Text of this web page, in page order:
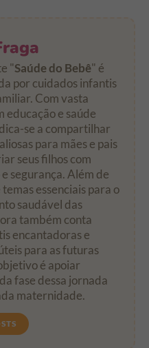
"Saúde do Bebê" é
por cuidados infantis
Com vasta
educação e saúde
se a compartilhar
para mães e pais
seus filhos com
segurança. Além de
essenciais para o
saudável das
também conta
encantadoras e
para as futuras
é apoiar
fase dessa jornada
maternidade.